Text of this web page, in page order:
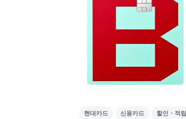
현대카드 신용카드 할인・적립